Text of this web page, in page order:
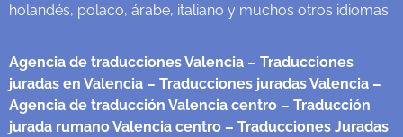
holandés, polaco, árabe, italiano y muchos otros idiomas
Agencia de traducciones Valencia – Traducciones
juradas en Valencia – Traducciones juradas Valencia –
Agencia de traducción Valencia centro – Traducción
jurada rumano Valencia centro – Traducciones Juradas